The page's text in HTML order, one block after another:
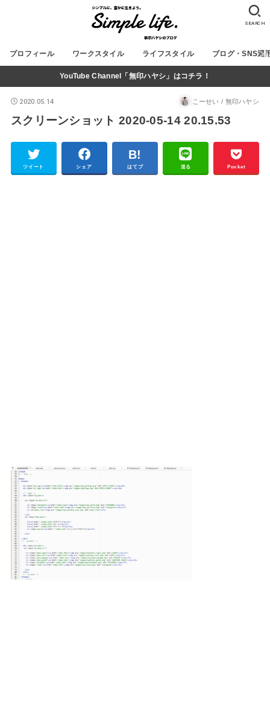
プロフィール ワークスタイル ライフスタイル ブログ・SNS運
SEARCH
YouTube Channel「無印ハヤシ」はコチラ！
2020.05.14 こーせい / 無印ハヤシ
スクリーンショット 2020-05-14 20.15.53
ツイート シェア はてブ 送る Pocket